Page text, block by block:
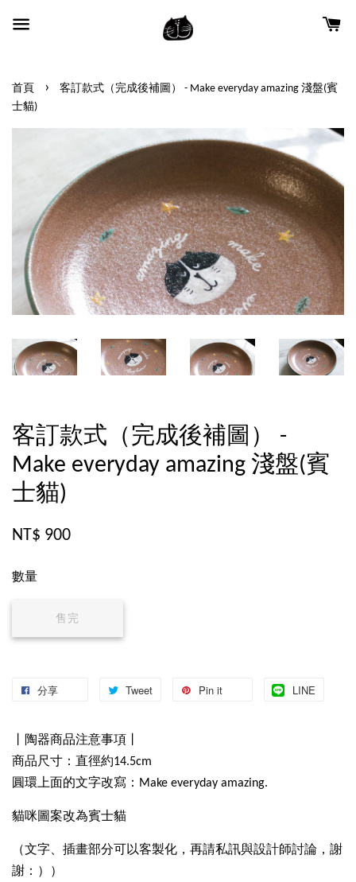
首頁 ›
客訂款式（完成後補圖） - Make everyday amazing 淺盤(賓
士貓)
客訂款式（完成後補圖） -
Make everyday amazing 淺盤(賓
士貓)
NT$ 900
數量
售完
分享 Tweet Pin it LINE
丨陶器商品注意事項丨
商品尺寸：直徑約14.5cm
圓環上面的文字改寫：Make everyday amazing.
貓咪圖案改為賓士貓
（文字、插畫部分可以客製化，再請私訊與設計師討論，謝
謝：））